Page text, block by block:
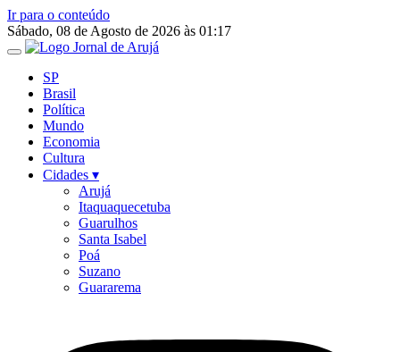
Ir para o conteúdo
Sábado, 08 de Agosto de 2026 às 01:17
SP
Brasil
Política
Mundo
Economia
Cultura
Cidades ▾
Arujá
Itaquaquecetuba
Guarulhos
Santa Isabel
Poá
Suzano
Guararema